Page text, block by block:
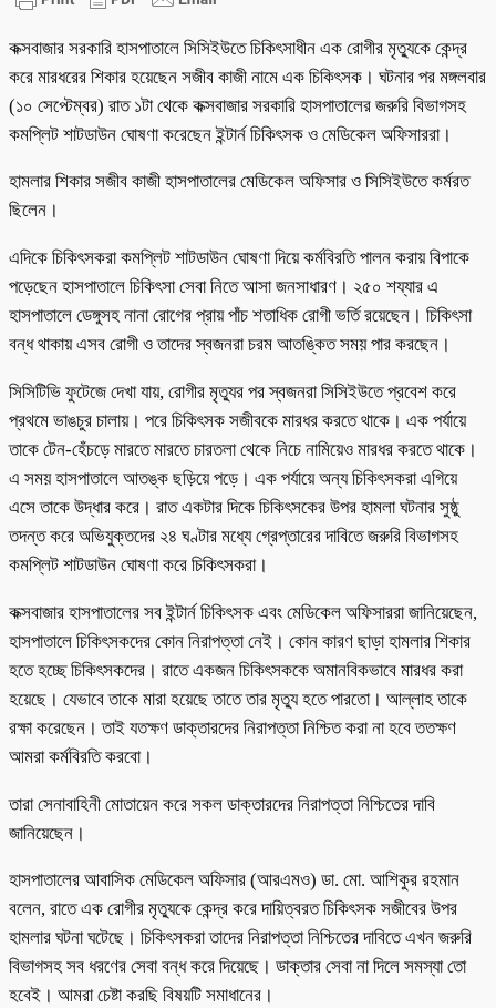
কক্সবাজার সরকারি হাসপাতালে সিসিইউতে চিকিৎসাধীন এক রোগীর মৃত্যুকে কেন্দ্র
করে মারধরের শিকার হয়েছেন সজীব কাজী নামে এক চিকিৎসক। ঘটনার পর মঙ্গলবার
(১০ সেপ্টেম্বর) রাত ১টা থেকে কক্সবাজার সরকারি হাসপাতালের জরুরি বিভাগসহ
কমপ্লিট শাটডাউন ঘোষণা করেছেন ইন্টার্ন চিকিৎসক ও মেডিকেল অফিসাররা।
হামলার শিকার সজীব কাজী হাসপাতালের মেডিকেল অফিসার ও সিসিইউতে কর্মরত
ছিলেন।
এদিকে চিকিৎসকরা কমপ্লিট শাটডাউন ঘোষণা দিয়ে কর্মবিরতি পালন করায় বিপাকে
পড়েছেন হাসপাতালে চিকিৎসা সেবা নিতে আসা জনসাধারণ। ২৫০ শয্যার এ
হাসপাতালে ডেঙ্গুসহ নানা রোগের প্রায় পাঁচ শতাধিক রোগী ভর্তি রয়েছেন। চিকিৎসা
বন্ধ থাকায় এসব রোগী ও তাদের স্বজনরা চরম আতঙ্কিত সময় পার করছেন।
সিসিটিভি ফুটেজে দেখা যায়, রোগীর মৃত্যুর পর স্বজনরা সিসিইউতে প্রবেশ করে
প্রথমে ভাঙচুর চালায়। পরে চিকিৎসক সজীবকে মারধর করতে থাকে। এক পর্যায়ে
তাকে টেন-হেঁচড়ে মারতে মারতে চারতলা থেকে নিচে নামিয়েও মারধর করতে থাকে।
এ সময় হাসপাতালে আতঙ্ক ছড়িয়ে পড়ে। এক পর্যায়ে অন্য চিকিৎসকরা এগিয়ে
এসে তাকে উদ্ধার করে। রাত একটার দিকে চিকিৎসকের উপর হামলা ঘটনার সুষ্ঠু
তদন্ত করে অভিযুক্তদের ২৪ ঘণ্টার মধ্যে গ্রেপ্তারের দাবিতে জরুরি বিভাগসহ
কমপ্লিট শাটডাউন ঘোষণা করে চিকিৎসকরা।
কক্সবাজার হাসপাতালের সব ইন্টার্ন চিকিৎসক এবং মেডিকেল অফিসাররা জানিয়েছেন,
হাসপাতালে চিকিৎসকদের কোন নিরাপত্তা নেই। কোন কারণ ছাড়া হামলার শিকার
হতে হচ্ছে চিকিৎসকদের। রাতে একজন চিকিৎসককে অমানবিকভাবে মারধর করা
হয়েছে। যেভাবে তাকে মারা হয়েছে তাতে তার মৃত্যু হতে পারতো। আল্লাহ তাকে
রক্ষা করেছেন। তাই যতক্ষণ ডাক্তারদের নিরাপত্তা নিশ্চিত করা না হবে ততক্ষণ
আমরা কর্মবিরতি করবো।
তারা সেনাবাহিনী মোতায়েন করে সকল ডাক্তারদের নিরাপত্তা নিশ্চিতের দাবি
জানিয়েছেন।
হাসপাতালের আবাসিক মেডিকেল অফিসার (আরএমও) ডা. মো. আশিকুর রহমান
বলেন, রাতে এক রোগীর মৃত্যুকে কেন্দ্র করে দায়িত্বরত চিকিৎসক সজীবের উপর
হামলার ঘটনা ঘটেছে। চিকিৎসকরা তাদের নিরাপত্তা নিশ্চিতের দাবিতে এখন জরুরি
বিভাগসহ সব ধরণের সেবা বন্ধ করে দিয়েছে। ডাক্তার সেবা না দিলে সমস্যা তো
হবেই। আমরা চেষ্টা করছি বিষয়টি সমাধানের।